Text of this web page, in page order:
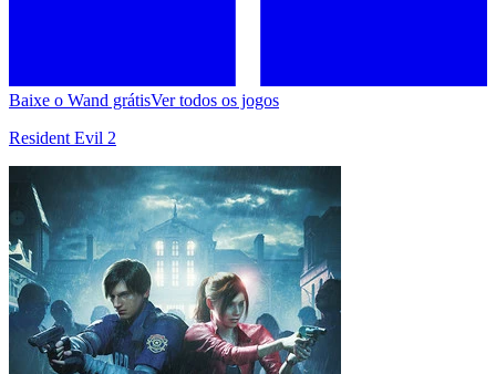
Baixe o Wand grátisVer todos os jogos
Resident Evil 2